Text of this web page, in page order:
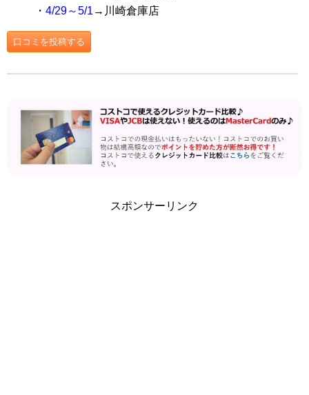
・ 4/29～5/1→川崎倉庫店
口コミを投稿する
スポンサーリンク